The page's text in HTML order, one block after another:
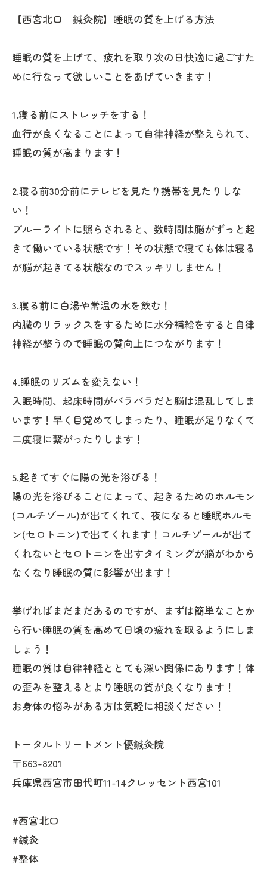
【西宮北口 鍼灸院】睡眠の質を上げる方法
睡眠の質を上げて、疲れを取り次の日快適に過ごすた
めに行なって欲しいことをあげていきます！
1.寝る前にストレッチをする！
血行が良くなることによって自律神経が整えられて、
睡眠の質が高まります！
2.寝る前30分前にテレビを見たり携帯を見たりしな
い！
ブルーライトに照らされると、数時間は脳がずっと起
きて働いている状態です！その状態で寝ても体は寝る
が脳が起きてる状態なのでスッキリしません！
3.寝る前に白湯や常温の水を飲む！
内臓のリラックスをするために水分補給をすると自律
神経が整うので睡眠の質向上につながります！
4.睡眠のリズムを変えない！
入眠時間、起床時間がバラバラだと脳は混乱してしま
います！早く目覚めてしまったり、睡眠が足りなくて
二度寝に繋がったりします！
5.起きてすぐに陽の光を浴びる！
陽の光を浴びることによって、起きるためのホルモン
(コルチゾール)が出てくれて、夜になると睡眠ホルモ
ン(セロトニン)で出てくれます！コルチゾールが出て
くれないとセロトニンを出すタイミングが脳がわから
なくなり睡眠の質に影響が出ます！
挙げればまだまだあるのですが、まずは簡単なことか
ら行い睡眠の質を高めて日頃の疲れを取るようにしま
しょう！
睡眠の質は自律神経ととても深い関係にあります！体
の歪みを整えるとより睡眠の質が良くなります！
お身体の悩みがある方は気軽に相談ください！
トータルトリートメント優鍼灸院
〒663-8201
兵庫県西宮市田代町11-14クレッセント西宮101
#西宮北口
#鍼灸
#整体